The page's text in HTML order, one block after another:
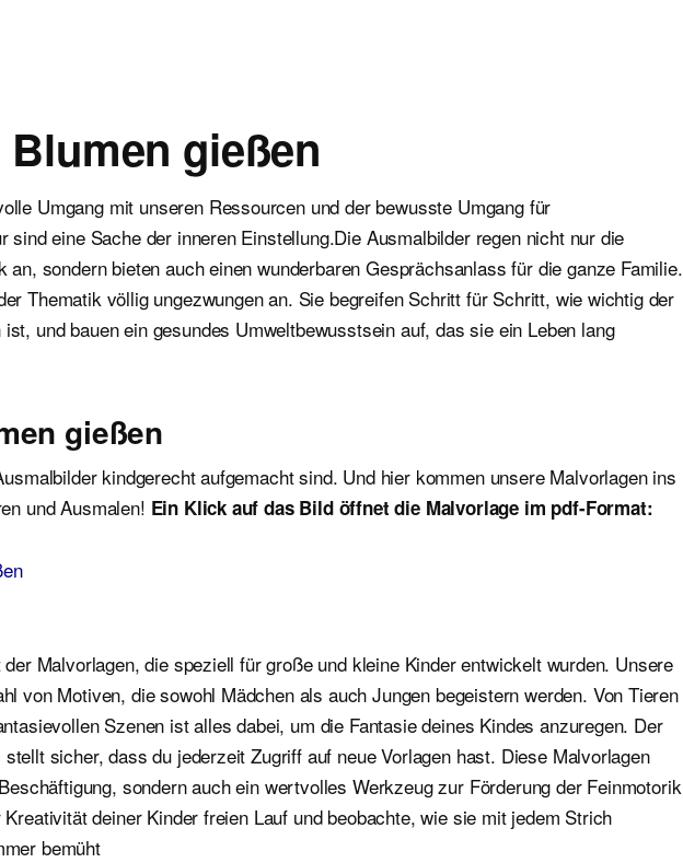
gießen
Umgang mit unseren Ressourcen und der bewusste Umgang für
sind eine Sache der inneren Einstellung.Die Ausmalbilder regen nicht nur die
an, sondern bieten auch einen wunderbaren Gesprächsanlass für die ganze Familie.
Thematik völlig ungezwungen an. Sie begreifen Schritt für Schritt, wie wichtig der
und bauen ein gesundes Umweltbewusstsein auf, das sie ein Leben lang
gießen
kindgerecht aufgemacht sind. Und hier kommen unsere Malvorlagen ins
und Ausmalen! Ein Klick auf das Bild öffnet die Malvorlage im pdf-Format:
Malvorlagen, die speziell für große und kleine Kinder entwickelt wurden. Unsere
von Motiven, die sowohl Mädchen als auch Jungen begeistern werden. Von Tieren
Szenen ist alles dabei, um die Fantasie deines Kindes anzuregen. Der
sicher, dass du jederzeit Zugriff auf neue Vorlagen hast. Diese Malvorlagen
sondern auch ein wertvolles Werkzeug zur Förderung der Feinmotorik
deiner Kinder freien Lauf und beobachte, wie sie mit jedem Strich
bemüht